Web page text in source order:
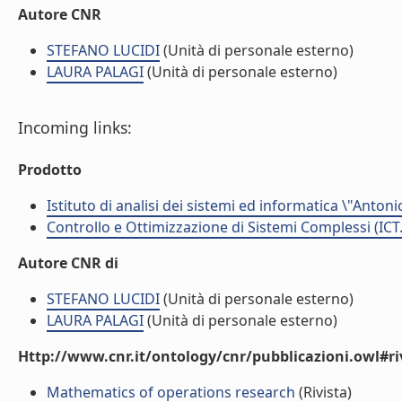
Autore CNR
STEFANO LUCIDI(Unità di personale esterno)
LAURA PALAGI(Unità di personale esterno)
Incoming links:
Prodotto
Istituto di analisi dei sistemi ed informatica
Controllo e Ottimizzazione di Sistemi Complessi
Autore CNR di
STEFANO LUCIDI(Unità di personale esterno)
LAURA PALAGI(Unità di personale esterno)
Http://www.cnr.it/ontology/cnr/
Mathematics of operations research (Rivista)